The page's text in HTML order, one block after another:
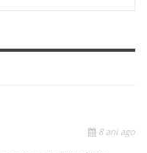
8 ani ago